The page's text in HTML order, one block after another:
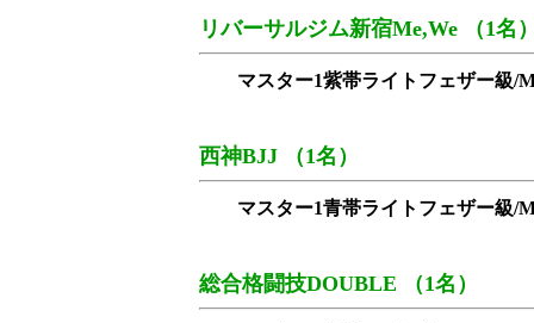
リバーサルジム新宿Me,We （1名
マスター1紫帯ライトフェザー級/
西神BJJ （1名）
マスター1青帯ライトフェザー級/
総合格闘技DOUBLE （1名）